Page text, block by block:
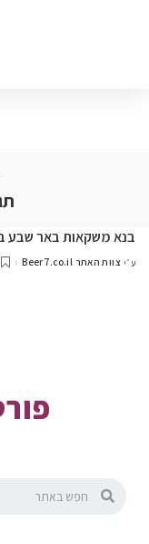
בנא משקאות באר שבע
ע״י צוות האתר Beer7.co.il